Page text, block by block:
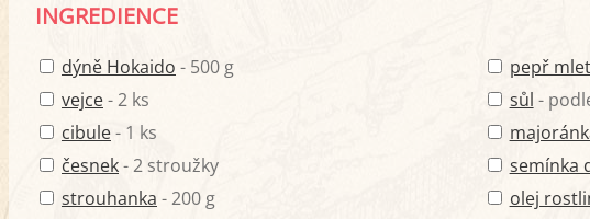
INGREDIENCE
dýně Hokaido - 500 g
vejce- 2 ks
cibule- 1 ks
česnek- 2 stroužky
strouhanka - 200 g
pepř
sůl -
semínka
olej